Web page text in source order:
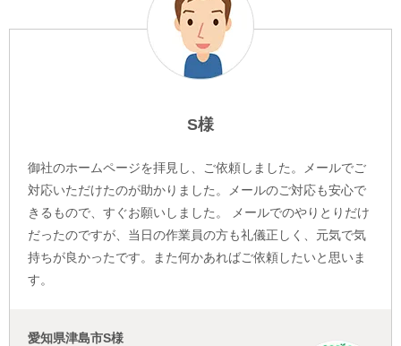
S様
御社のホームページを拝見し、ご依頼しました。メールでご
対応いただけたのが助かりました。メールのご対応も安心で
きるもので、すぐお願いしました。 メールでのやりとりだけ
だったのですが、当日の作業員の方も礼儀正しく、元気で気
持ちが良かったです。また何かあればご依頼したいと思いま
す。
愛知県津島市S様